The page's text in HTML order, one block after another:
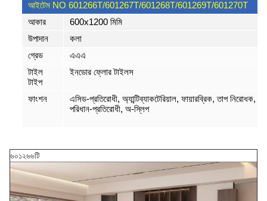
আইটেম NO 601266T/601267T/601268T/601269T/601270T
আকার
600x1200 মিমি
উপাদান
কলা
গ্রেড
এএএ
টাইল
টাইপ
ইনডোর ফ্লোর টাইলস
ফাংশন
এসিড-প্রতিরোধী, অ্যান্টিব্যাকটেরিয়াল, ফায়ারব্রিক, তাপ নিরোধক,
পরিধান-প্রতিরোধী, অ-স্লিপ
৬০১২৬৬টি